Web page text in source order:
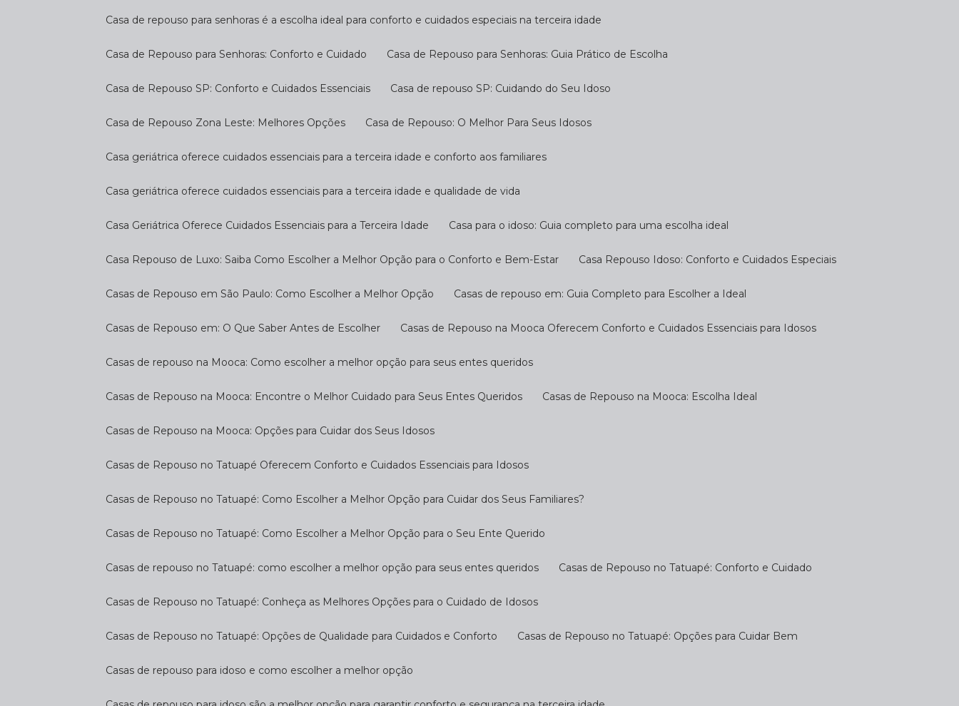
Casa de repouso para senhoras é a escolha ideal para conforto e cuidados especiais na terceira idade
Casa de Repouso para Senhoras: Conforto e Cuidado Casa de Repouso para Senhoras: Guia Prático de Escolha
Casa de Repouso SP: Conforto e Cuidados Essenciais Casa de repouso SP: Cuidando do Seu Idoso
Casa de Repouso Zona Leste: Melhores Opções Casa de Repouso: O Melhor Para Seus Idosos
Casa geriátrica oferece cuidados essenciais para a terceira idade e conforto aos familiares
Casa geriátrica oferece cuidados essenciais para a terceira idade e qualidade de vida
Casa Geriátrica Oferece Cuidados Essenciais para a Terceira Idade Casa para o idoso: Guia completo para uma escolha ideal
Casa Repouso de Luxo: Saiba Como Escolher a Melhor Opção para o Conforto e Bem-Estar Casa Repouso Idoso: Conforto e Cuidados Especiais
Casas de Repouso em São Paulo: Como Escolher a Melhor Opção Casas de repouso em: Guia Completo para Escolher a Ideal
Casas de Repouso em: O Que Saber Antes de Escolher Casas de Repouso na Mooca Oferecem Conforto e Cuidados Essenciais para Idosos
Casas de repouso na Mooca: Como escolher a melhor opção para seus entes queridos
Casas de Repouso na Mooca: Encontre o Melhor Cuidado para Seus Entes Queridos Casas de Repouso na Mooca: Escolha Ideal
Casas de Repouso na Mooca: Opções para Cuidar dos Seus Idosos
Casas de Repouso no Tatuapé Oferecem Conforto e Cuidados Essenciais para Idosos
Casas de Repouso no Tatuapé: Como Escolher a Melhor Opção para Cuidar dos Seus Familiares?
Casas de Repouso no Tatuapé: Como Escolher a Melhor Opção para o Seu Ente Querido
Casas de repouso no Tatuapé: como escolher a melhor opção para seus entes queridos Casas de Repouso no Tatuapé: Conforto e Cuidado
Casas de Repouso no Tatuapé: Conheça as Melhores Opções para o Cuidado de Idosos
Casas de Repouso no Tatuapé: Opções de Qualidade para Cuidados e Conforto Casas de Repouso no Tatuapé: Opções para Cuidar Bem
Casas de repouso para idoso e como escolher a melhor opção